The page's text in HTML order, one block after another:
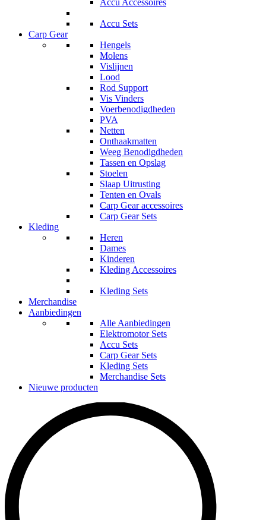
Accu Sets
Carp Gear
Hengels
Molens
Vislijnen
Lood
Rod Support
Vis Vinders
Voerbenodigdheden
PVA
Netten
Onthaakmatten
Weeg Benodigdheden
Tassen en Opslag
Stoelen
Slaap Uitrusting
Tenten en Ovals
Carp Gear accessoires
Carp Gear Sets
Kleding
Heren
Dames
Kinderen
Kleding Accessoires
Kleding Sets
Merchandise
Aanbiedingen
Alle Aanbiedingen
Elektromotor Sets
Accu Sets
Carp Gear Sets
Kleding Sets
Merchandise Sets
Nieuwe producten